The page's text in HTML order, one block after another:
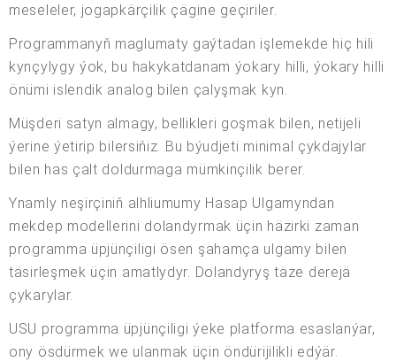
meseleler, jogapkärçilik çägine geçiriler.
Programmanyň maglumaty gaýtadan işlemekde hiç hili
kynçylygy ýok, bu hakykatdanam ýokary hilli, ýokary hilli
önümi islendik analog bilen çalyşmak kyn.
Müşderi satyn almagy, bellikleri goşmak bilen, netijeli
ýerine ýetirip bilersiňiz. Bu býudjeti minimal çykdajylar
bilen has çalt doldurmaga mümkinçilik berer.
Ynamly neşirçiniň alhliumumy Hasap Ulgamyndan
mekdep modellerini dolandyrmak üçin häzirki zaman
programma üpjünçiligi ösen şahamça ulgamy bilen
täsirleşmek üçin amatlydyr. Dolandyryş täze derejä
çykarylar.
USU programma üpjünçiligi ýeke platforma esaslanýar,
ony ösdürmek we ulanmak üçin öndürijilikli edýär.